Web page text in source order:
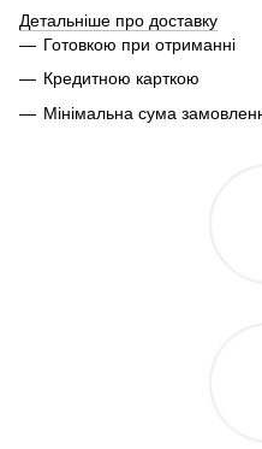
Детальніше про доставку
Готовкою при отриманні
Кредитною карткою
Мінімальна сума